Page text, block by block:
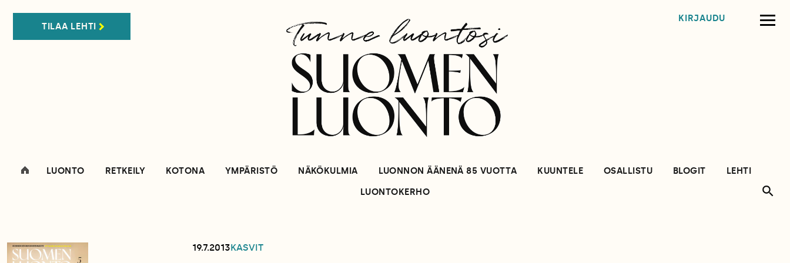
TILAA LEHTI
KIRJAUDU
LUONTO RETKEILY KOTONA YMPÄRISTÖ NÄKÖKULMIA LUONNON ÄÄNENÄ 85 VUOTTA KUUNTELE OSALLISTU BLOGIT
LEHTI
LUONTOKERHO
19.7.2013KASVIT